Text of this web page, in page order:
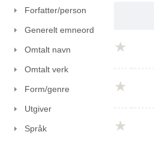
Forfatter/person
Generelt emneord
Omtalt navn
Omtalt verk
Form/genre
Utgiver
Språk